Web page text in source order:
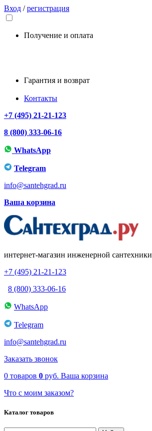
Вход /регистрация
Получение и оплата
Гарантия и возврат
Контакты
+7 (495) 21-21-123
8 (800) 333-06-16
WhatsApp
Telegram
info@santehgrad.ru
Ваша корзина
интернет-магазин инженерной сантехники
+7 (495) 21-21-123
8 (800) 333-06-16
WhatsApp
Telegram
info@santehgrad.ru
Заказать звонок
0 товаров 0 руб. Ваша корзина
Что с моим заказом?
Каталог товаров